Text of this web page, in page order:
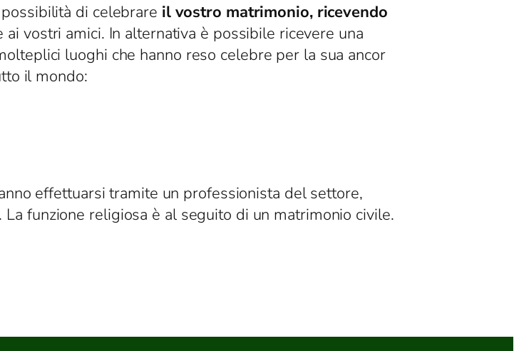
di celebrare il vostro matrimonio, ricevendo
vostri amici. In alternativa è possibile ricevere una
luoghi che hanno reso celebre per la sua ancor
il mondo:
effettuarsi tramite un professionista del settore,
funzione religiosa è al seguito di un matrimonio civile.